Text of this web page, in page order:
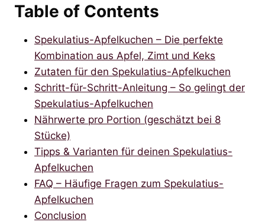
Table of Contents
Spekulatius-Apfelkuchen – Die perfekte
Kombination aus Apfel, Zimt und Keks
Zutaten für den Spekulatius-Apfelkuchen
Schritt-für-Schritt-Anleitung – So gelingt der
Spekulatius-Apfelkuchen
Nährwerte pro Portion (geschätzt bei 8
Stücke)
Tipps & Varianten für deinen Spekulatius-
Apfelkuchen
FAQ – Häufige Fragen zum Spekulatius-
Apfelkuchen
Conclusion